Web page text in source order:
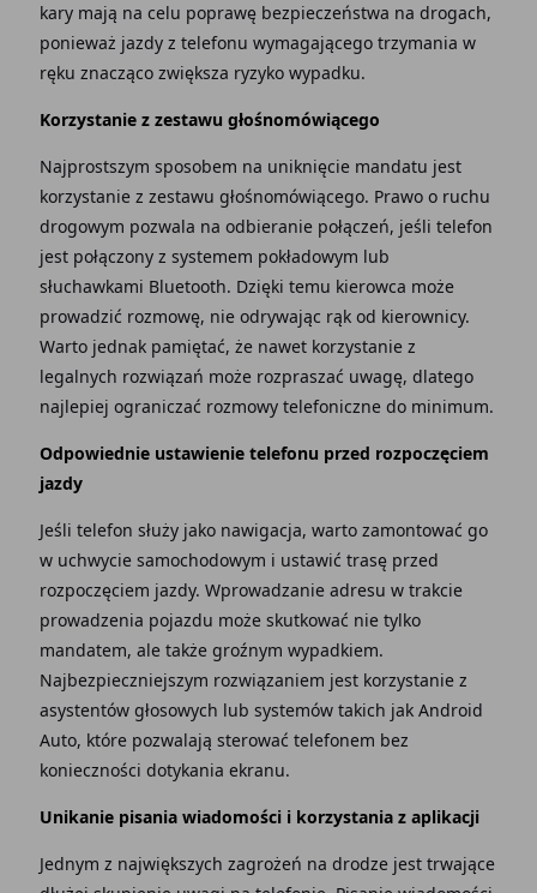
kary mają na celu poprawę bezpieczeństwa na drogach,
ponieważ jazdy z telefonu wymagającego trzymania w
ręku znacząco zwiększa ryzyko wypadku.
Korzystanie z zestawu głośnomówiącego
Najprostszym sposobem na uniknięcie mandatu jest
korzystanie z zestawu głośnomówiącego. Prawo o ruchu
drogowym pozwala na odbieranie połączeń, jeśli telefon
jest połączony z systemem pokładowym lub
słuchawkami Bluetooth. Dzięki temu kierowca może
prowadzić rozmowę, nie odrywając rąk od kierownicy.
Warto jednak pamiętać, że nawet korzystanie z
legalnych rozwiązań może rozpraszać uwagę, dlatego
najlepiej ograniczać rozmowy telefoniczne do minimum.
Odpowiednie ustawienie telefonu przed rozpoczęciem
jazdy
Jeśli telefon służy jako nawigacja, warto zamontować go
w uchwycie samochodowym i ustawić trasę przed
rozpoczęciem jazdy. Wprowadzanie adresu w trakcie
prowadzenia pojazdu może skutkować nie tylko
mandatem, ale także groźnym wypadkiem.
Najbezpieczniejszym rozwiązaniem jest korzystanie z
asystentów głosowych lub systemów takich jak Android
Auto, które pozwalają sterować telefonem bez
konieczności dotykania ekranu.
Unikanie pisania wiadomości i korzystania z aplikacji
Jednym z największych zagrożeń na drodze jest trwające